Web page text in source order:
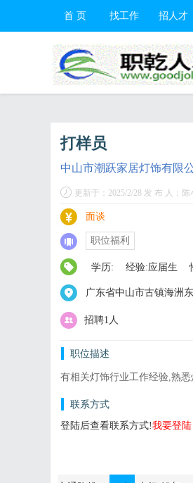
首 页 找工作 招人才
打样员
中山市潮跃家居灯饰有限
更新于：2025/2/28 发 布 人：陈
面谈
职位福利
学历: 经验:应届生
广东省中山市古镇海洲
招聘1人
职位描述
有相关灯饰行业工作经验,熟
联系方式
登陆后查看联系方式!我要登陆